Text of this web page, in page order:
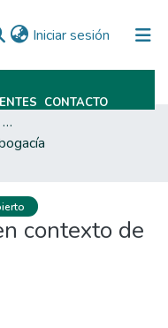
Iniciar sesión (current)
CONTACTO
Trabajos Finales De Grado Y Posgrado
contexto de